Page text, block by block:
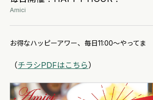
Amici
お得なハッピーアワー、毎日11:00～やってま
（チラシPDFはこちら）